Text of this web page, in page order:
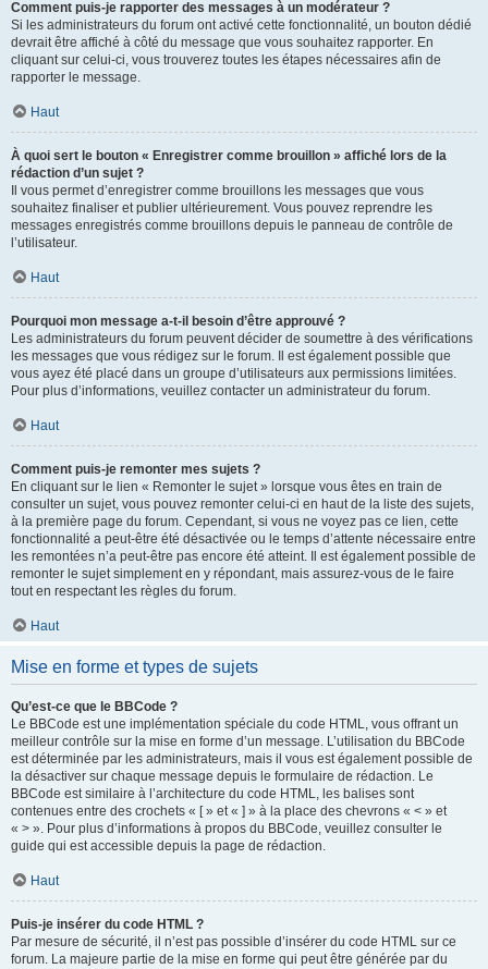
Comment puis-je rapporter des messages à un modérateur ?
Si les administrateurs du forum ont activé cette fonctionnalité, un bouton dédié
devrait être affiché à côté du message que vous souhaitez rapporter. En
cliquant sur celui-ci, vous trouverez toutes les étapes nécessaires afin de
rapporter le message.
Haut
À quoi sert le bouton « Enregistrer comme brouillon » affiché lors de la
rédaction d’un sujet ?
Il vous permet d’enregistrer comme brouillons les messages que vous
souhaitez finaliser et publier ultérieurement. Vous pouvez reprendre les
messages enregistrés comme brouillons depuis le panneau de contrôle de
l’utilisateur.
Haut
Pourquoi mon message a-t-il besoin d’être approuvé ?
Les administrateurs du forum peuvent décider de soumettre à des vérifications
les messages que vous rédigez sur le forum. Il est également possible que
vous ayez été placé dans un groupe d’utilisateurs aux permissions limitées.
Pour plus d’informations, veuillez contacter un administrateur du forum.
Haut
Comment puis-je remonter mes sujets ?
En cliquant sur le lien « Remonter le sujet » lorsque vous êtes en train de
consulter un sujet, vous pouvez remonter celui-ci en haut de la liste des sujets,
à la première page du forum. Cependant, si vous ne voyez pas ce lien, cette
fonctionnalité a peut-être été désactivée ou le temps d’attente nécessaire entre
les remontées n’a peut-être pas encore été atteint. Il est également possible de
remonter le sujet simplement en y répondant, mais assurez-vous de le faire
tout en respectant les règles du forum.
Haut
Mise en forme et types de sujets
Qu’est-ce que le BBCode ?
Le BBCode est une implémentation spéciale du code HTML, vous offrant un
meilleur contrôle sur la mise en forme d’un message. L’utilisation du BBCode
est déterminée par les administrateurs, mais il vous est également possible de
la désactiver sur chaque message depuis le formulaire de rédaction. Le
BBCode est similaire à l’architecture du code HTML, les balises sont
contenues entre des crochets « [ » et « ] » à la place des chevrons « < » et
« > ». Pour plus d’informations à propos du BBCode, veuillez consulter le
guide qui est accessible depuis la page de rédaction.
Haut
Puis-je insérer du code HTML ?
Par mesure de sécurité, il n’est pas possible d’insérer du code HTML sur ce
forum. La majeure partie de la mise en forme qui peut être générée par du